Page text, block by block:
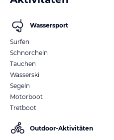
Wassersport
Surfen
Schnorcheln
Tauchen
Wasserski
Segeln
Motorboot
Tretboot
Outdoor-Aktivitäten